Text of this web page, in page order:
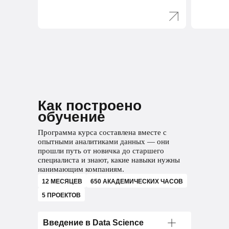
Как построено
обучение
Программа курса составлена вместе с
опытными аналитиками данных — они
прошли путь от новичка до старшего
специалиста и знают, какие навыки нужны
нанимающим компаниям.
12 МЕСЯЦЕВ
650 АКАДЕМИЧЕСКИХ ЧАСОВ
5 ПРОЕКТОВ
Введение в Data Science
Маркетинговый
аналитик
Анализирует рынок, конкурентов
и маркетинг компании
Анализирует рекламные кампании
и оценивает их эффективность
оценки маркетинговых гипотез
Составляет аналитические отчеты